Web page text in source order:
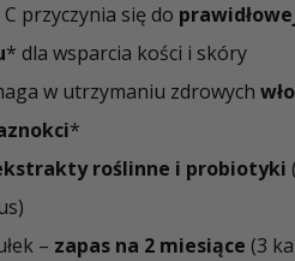
przyczynia się do
* dla wsparcia kości i skóry
w utrzymaniu zdrowych
*
roślinne i probiotyki
– zapas na 2 miesiące (3